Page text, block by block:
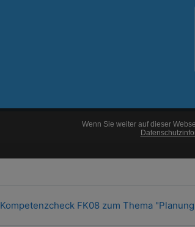
Kompetenzcheck FK08 zum Thema